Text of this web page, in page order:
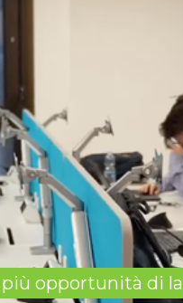
opportunità di